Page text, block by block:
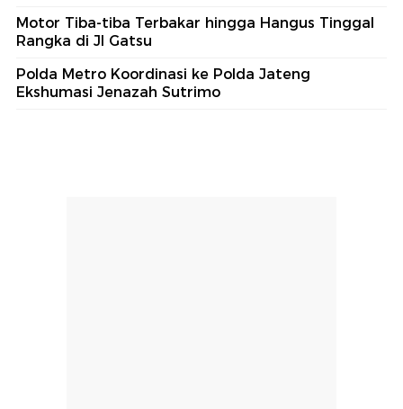
Motor Tiba-tiba Terbakar hingga Hangus Tinggal
Rangka di Jl Gatsu
Polda Metro Koordinasi ke Polda Jateng
Ekshumasi Jenazah Sutrimo